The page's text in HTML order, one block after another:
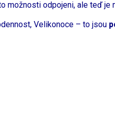
možnosti odpojeni, ale teď je
Velikonoce – to jsou